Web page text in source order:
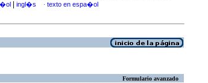
ingl�s · texto en espa�ol
Formulario avanzado